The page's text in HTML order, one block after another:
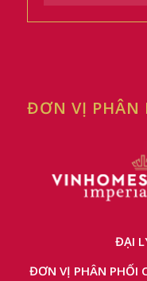
ĐƠN VỊ PHÂN
ĐẠI
ĐƠN VỊ PHÂN PHỐI